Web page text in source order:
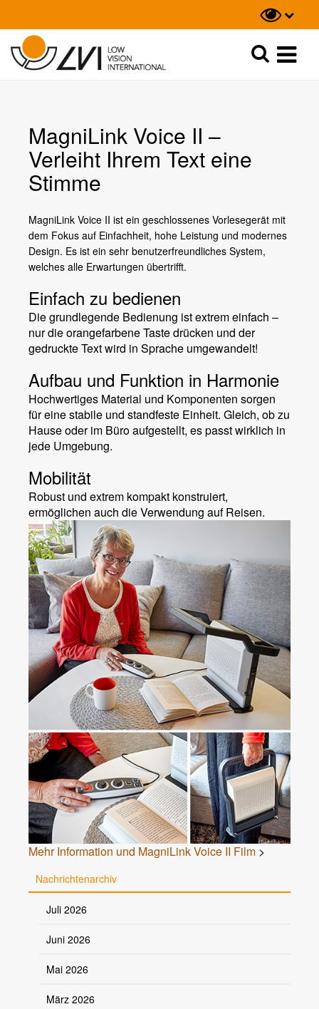
Suche
MagniLink Voice II –
Verleiht Ihrem Text eine
Stimme
MagniLink Voice II ist ein geschlossenes Vorlesegerät mit
dem Fokus auf Einfachheit, hohe Leistung und modernes
Design. Es ist ein sehr benutzerfreundliches System,
welches alle Erwartungen übertrifft.
Einfach zu bedienen
Die grundlegende Bedienung ist extrem einfach –
nur die orangefarbene Taste drücken und der
gedruckte Text wird in Sprache umgewandelt!
Aufbau und Funktion in Harmonie
Hochwertiges Material und Komponenten sorgen
für eine stabile und standfeste Einheit. Gleich, ob zu
Hause oder im Büro aufgestellt, es passt wirklich in
jede Umgebung.
Mobilität
Robust und extrem kompakt konstruiert,
ermöglichen auch die Verwendung auf Reisen.
Mehr Information und MagniLink Voice II Film >
Nachrichtenarchiv
Juli 2026
Juni 2026
Mai 2026
März 2026